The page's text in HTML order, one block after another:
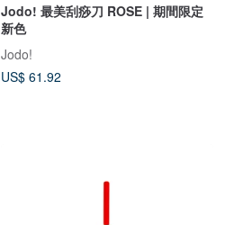
Jodo! 最美刮痧刀 ROSE | 期間限定
新色
Jodo!
US$ 61.92